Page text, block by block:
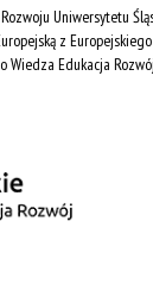
Uniwersytetu
z
Wiedza Edukacja